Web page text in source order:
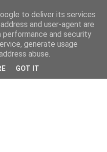
to deliver its services
and user-agent are
performance and security
generate usage
abuse.
GOT IT